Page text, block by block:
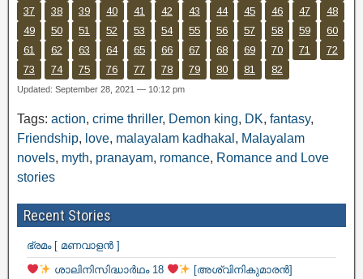
37
38 39 40 41 42 43 44 45 46 47
48
49
50 51 52 53 54 55 56 57 58 59
60
61
62 63 64 65 66 67 68 69 70 71
72
73
74 75 76 77 78 79 80 81 82
Updated: September 28, 2021 — 10:12 pm
Tags: action, crime thriller, Demon king, DK, fantasy,
Friendship, love, malayalam kadhakal , Malayalam
novels, myth, pranayam, romance, Romance and Love
stories
Recent Stories
ഭ്രമം [ മണവാളൻ ]
ശാലിനിസിദ്ധാർഥം 18
[അശ്വിനികുമാരൻ]